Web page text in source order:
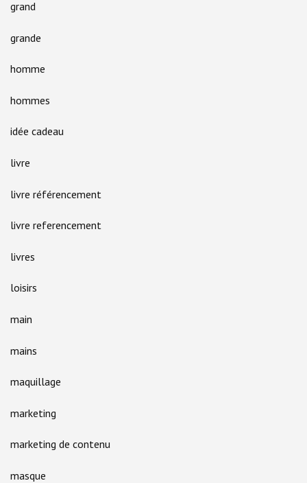
grand
grande
homme
hommes
idée cadeau
livre
livre référencement
livre referencement
livres
loisirs
main
mains
maquillage
marketing
marketing de contenu
masque